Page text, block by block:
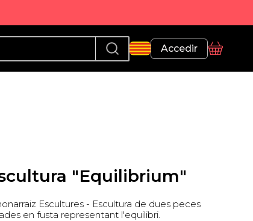
Accedir
Perfil
Cistella
"Equilibrium"
Escultures - Escultura de dues peces
en fusta representant l'equilibri.